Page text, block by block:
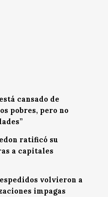
cansado de
pobres, pero no
ratificó su
a capitales
volvieron a
impagas